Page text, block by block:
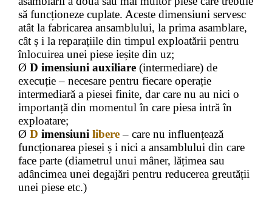
să funcționeze cuplate. Aceste dimensiuni servesc
atât la fabricarea ansamblului, la prima asamblare,
cât ș i la reparațiile din timpul exploatării pentru
înlocuirea unei piese ieșite din uz;
Ø D imensiuni auxiliare (intermediare) de
execuție – necesare pentru fiecare operație
intermediară a piesei finite, dar care nu au nici o
importanță din momentul în care piesa intră în
exploatare;
Ø D imensiuni libere– care nu influențează
funcționarea piesei ș i nici a ansamblului din care
face parte (diametrul unui mâner, lățimea sau
adâncimea unei degajări pentru reducerea greutății
unei piese etc.)